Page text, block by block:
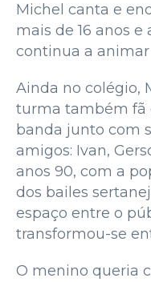
Michel canta e
mais de 16 anos e
continua a
Ainda no colégio,
turma também fã
banda junto com
amigos: Ivan,
anos 90, com a
dos bailes
espaço entre o
transformou-se
O menino queria